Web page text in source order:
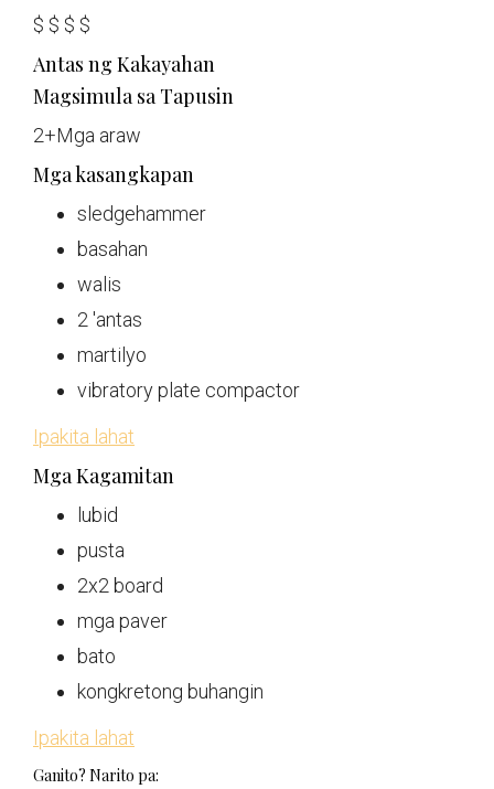
$ $ $ $
Antas ng Kakayahan
Magsimula sa Tapusin
2+Mga araw
Mga kasangkapan
sledgehammer
basahan
walis
2 'antas
martilyo
vibratory plate compactor
Ipakita lahat
Mga Kagamitan
lubid
pusta
2x2 board
mga paver
bato
kongkretong buhangin
Ipakita lahat
Ganito? Narito pa: